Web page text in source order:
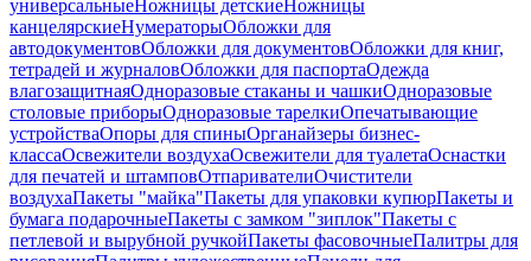
универсальныеНожницы детскиеНожницы
канцелярскиеНумераторыОбложки для
автодокументовОбложки для документовОбложки для книг,
тетрадей и журналовОбложки для паспортаОдежда
влагозащитнаяОдноразовые стаканы и чашкиОдноразовые
столовые приборыОдноразовые тарелкиОпечатывающие
устройстваОпоры для спиныОрганайзеры бизнес-
классаОсвежители воздухаОсвежители для туалетаОснастки
для печатей и штамповОтпаривателиОчистители
воздухаПакеты "майка"Пакеты для упаковки купюрПакеты и
бумага подарочныеПакеты с замком "зиплок"Пакеты с
петлевой и вырубной ручкойПакеты фасовочныеПалитры для